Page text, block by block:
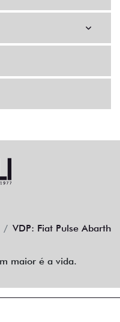
VDP: Fiat Pulse Abarth
maior é a vida.